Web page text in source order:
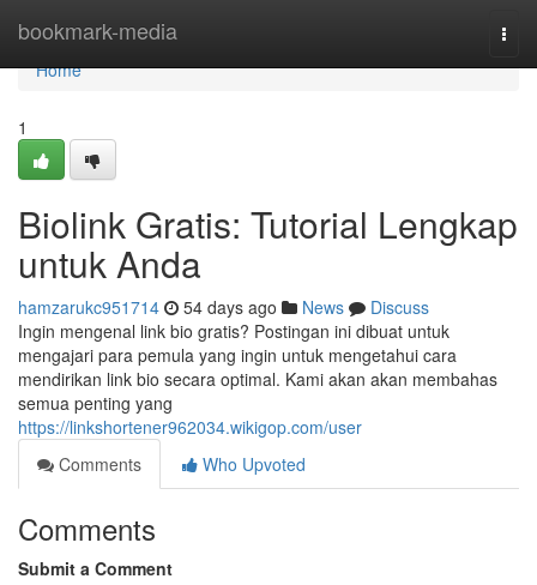
bookmark-media
Home
Home
1
Biolink Gratis: Tutorial Lengkap
untuk Anda
hamzarukc951714 54 days ago News
Discuss
Ingin mengenal link bio gratis? Postingan ini dibuat untuk
mengajari para pemula yang ingin untuk mengetahui cara
mendirikan link bio secara optimal. Kami akan akan membahas
semua penting yang
https://linkshortener962034.wikigop.com/user
Comments
Who Upvoted
Comments
Submit a Comment